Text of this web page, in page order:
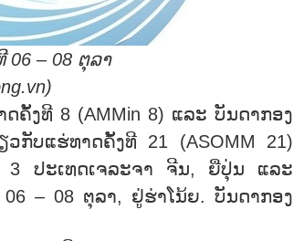
06 – 08 ຕຸລາ
ງທີ 8 (AMMin 8) ແລະ ບັນດາກອງ
ກັບແຮ່ທາດຄັ້ງທີ 21 (ASOMM 21)
3 ປະເທດເຈລະຈາ ຈີນ, ຍີ່ປຸ່ນ ແລະ
– 08 ຕຸລາ, ຢູ່ຮ່າໂນ້ຍ. ບັນດາກອງ